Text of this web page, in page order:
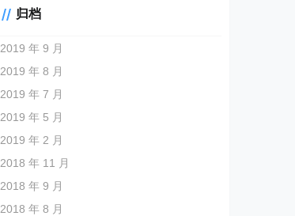
归档
2019 年 9 月
2019 年 8 月
2019 年 7 月
2019 年 5 月
2019 年 2 月
2018 年 11 月
2018 年 9 月
2018 年 8 月